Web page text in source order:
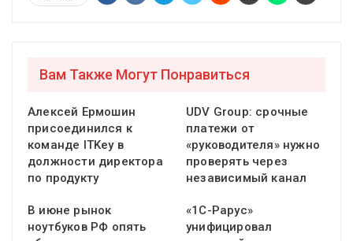
Вам Также Могут Понравиться
Алексей Ермошин
присоединился к
команде ITKey в
должности директора
по продукту
UDV Group: срочные
платежи от
«руководителя» нужно
проверять через
независимый канал
В июне рынок
ноутбуков РФ опять
«1С-Рарус»
унифицировал